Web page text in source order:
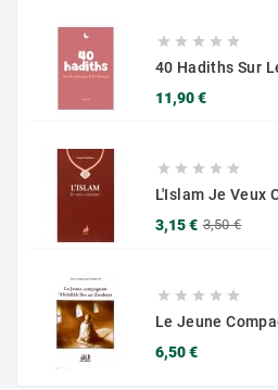
    
11,90 €Prix
    
3,15 € 3,50 €
    
6,50 €Prix